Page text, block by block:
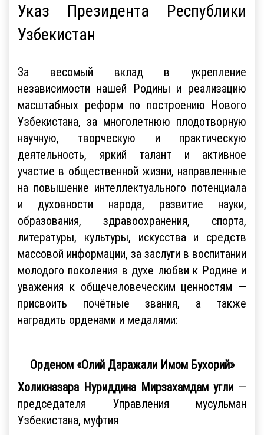
Указ Президента Республики
Узбекистан
За весомый вклад в укрепление
независимости нашей Родины и реализацию
масштабных реформ по построению Нового
Узбекистана, за многолетнюю плодотворную
научную, творческую и практическую
деятельность, яркий талант и активное
участие в общественной жизни, направленные
на повышение интеллектуального потенциала
и духовности народа, развитие науки,
образования, здравоохранения, спорта,
литературы, культуры, искусства и средств
массовой информации, за заслуги в воспитании
молодого поколения в духе любви к Родине и
уважения к общечеловеческим ценностям —
присвоить почётные звания, а также
наградить орденами и медалями:
Орденом «Олий Даражали Имом Бухорий»
Холикназарa Нуриддина Мирзахамдам угли —
председателя Управления мусульман
Узбекистана, муфтия